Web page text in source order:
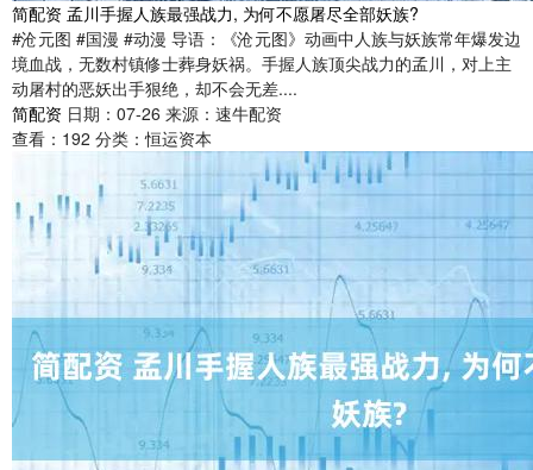
简配资 孟川手握人族最强战力, 为何不愿屠尽全部妖族?
#沧元图 #国漫 #动漫 导语：《沧元图》动画中人族与妖族常年爆发边
境血战，无数村镇修士葬身妖祸。手握人族顶尖战力的孟川，对上主
动屠村的恶妖出手狠绝，却不会无差....
简配资 日期：07-26 来源：速牛配资
查看： 192 分类：恒运资本